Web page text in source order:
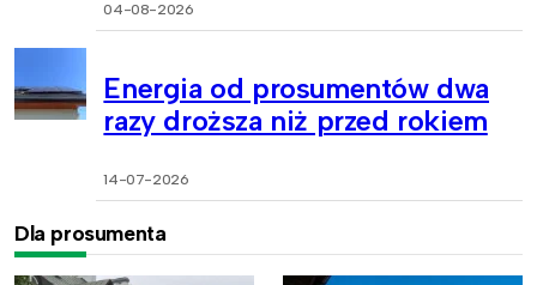
04-08-2026
Energia od prosumentów dwa
razy droższa niż przed rokiem
14-07-2026
Dla prosumenta